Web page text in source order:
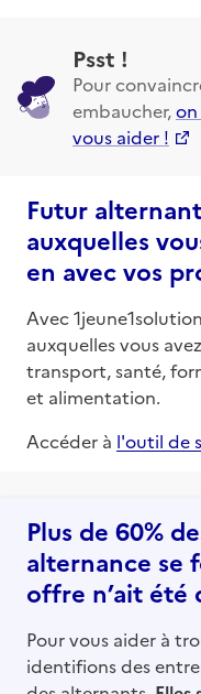
Psst !
Pour
embaucher,on
vous aider !
Futur
auxquelles
en avec vos
Avec
auxquelles vous
transport, santé,
et alimentation.
Accéder à l'outil de
Plus de 60%
alternance se
offre n’ait été
Pour vous aider à
identifions des